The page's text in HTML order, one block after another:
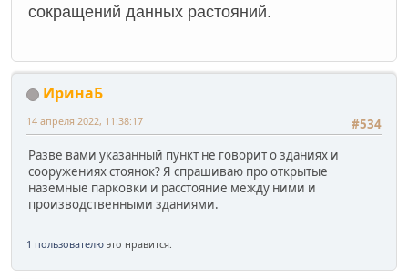
сокращений данных растояний.
ИринаБ
#534
14 апреля 2022, 11:38:17
Разве вами указанный пункт не говорит о зданиях и
сооружениях стоянок? Я спрашиваю про открытые
наземные парковки и расстояние между ними и
производственными зданиями.
1 пользователю это нравится.